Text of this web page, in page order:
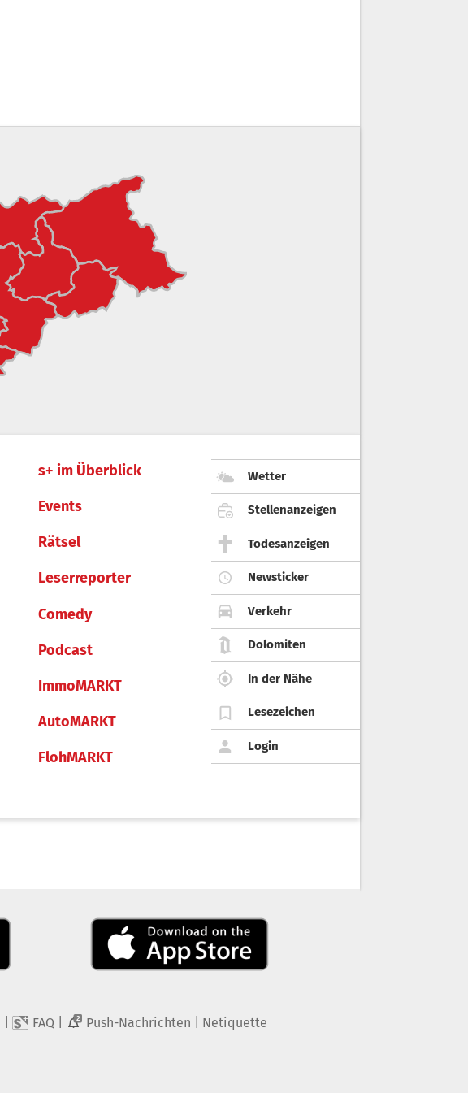
s+ im Überblick
Events
Rätsel
Leserreporter
Comedy
Podcast
ImmoMARKT
AutoMARKT
FlohMARKT
Wetter
Stellenanzeigen
Todesanzeigen
Newsticker
Verkehr
Dolomiten
In der Nähe
Lesezeichen
Login
FAQ 2 Push-Nachrichten Netiquette